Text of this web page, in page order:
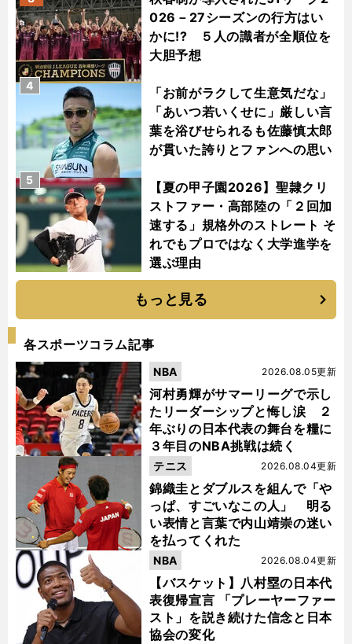
026－27シーズンの行方はい
かに!? ５人の識者が全順位を
大胆予想
「お前がラクして生意気だな」
「あいつ若いくせに」厳しい言
葉を浴びせられるも佐藤慎太郎
が貫いた誇りとファンへの思い
4
【夏の甲子園2026】聖隷クリ
ストファー・高部陸の「２回加
速する」規格外のストレート そ
れでもプロではなく大学進学を
選ぶ理由
5
もっと見る
各スポーツコラム記事
河村勇輝がサマーリーグで示し
たリーダーシップと悔し涙 ２
年ぶりの日本代表の舞台を糧に
３年目のNBA挑戦は続く
2026.08.05更新
NBA
錦織圭とダブルスを組んで「や
っぱ、すごいなこの人」 明る
い表情と言葉で内山靖崇の迷い
を払ってくれた
2026.08.04更新
テニス
【バスケット】八村塁の日本代
表復帰宣言 「プレーヤーファー
スト」を説き続けた信念と日本
協会の変化
2026.08.04更新
NBA